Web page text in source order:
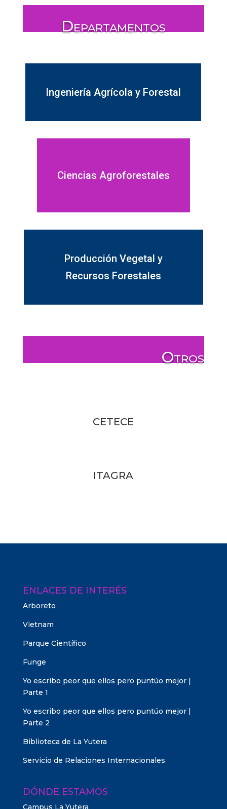
Departamentos
Ingeniería Agrícola y Forestal
Ciencias Agroforestales
Producción Vegetal y
Recursos Forestales
Otros
CETECE
ITAGRA
ENLACES DE INTERÉS
Arboreto
Vietnam
Parque Científico
Funge
Yo escribo peor que ellos pero puntúo mejor |
Parte 1
Yo escribo peor que ellos pero puntúo mejor |
Parte 2
Biblioteca de La Yutera
Servicio de Relaciones Internacionales
DÓNDE ESTAMOS
Campus La Yutera